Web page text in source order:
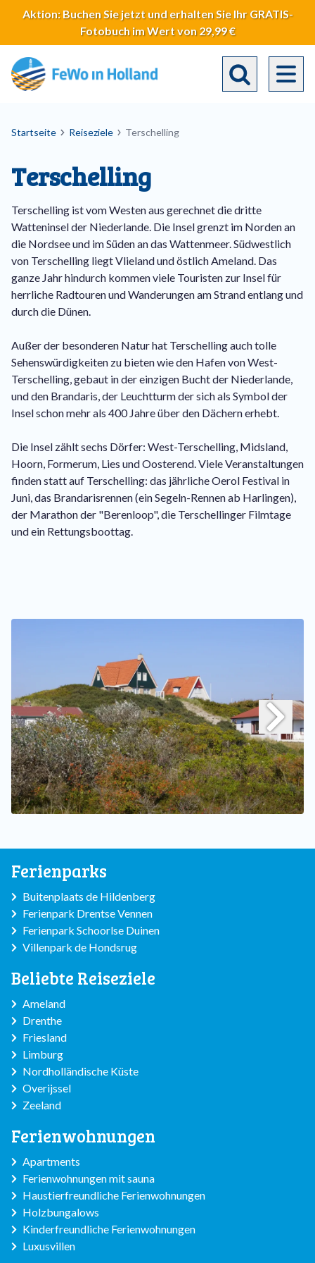
Direkt
Inhalt
Aktion: Buchen Sie jetzt und erhalten Sie Ihr GRATIS-
Fotobuch im Wert von 29,99 €
Toggle search
Breadcrumb
Startseite Reiseziele Terschelling
Terschelling
Terschelling ist vom Westen aus gerechnet die dritte
Watteninsel der Niederlande. Die Insel grenzt im Norden an
die Nordsee und im Süden an das Wattenmeer. Südwestlich
von Terschelling liegt Vlieland und östlich Ameland. Das
ganze Jahr hindurch kommen viele Touristen zur Insel für
herrliche Radtouren und Wanderungen am Strand entlang und
durch die Dünen.
Außer der besonderen Natur hat Terschelling auch tolle
Sehenswürdigkeiten zu bieten wie den Hafen von West-
Terschelling, gebaut in der einzigen Bucht der Niederlande,
und den Brandaris, der Leuchtturm der sich als Symbol der
Insel schon mehr als 400 Jahre über den Dächern erhebt.
Die Insel zählt sechs Dörfer: West-Terschelling, Midsland,
Hoorn, Formerum, Lies und Oosterend. Viele Veranstaltungen
finden statt auf Terschelling: das jährliche Oerol Festival in
Juni, das Brandarisrennen (ein Segeln-Rennen ab Harlingen),
der Marathon der "Berenloop", die Terschellinger Filmtage
und ein Rettungsboottag.
Ferienparks
Buitenplaats de Hildenberg
Ferienpark Drentse Vennen
Ferienpark Schoorlse Duinen
Villenpark de Hondsrug
Beliebte Reiseziele
Ameland
Drenthe
Friesland
Limburg
Nordholländische Küste
Overijssel
Zeeland
Ferienwohnungen
Apartments
Ferienwohnungen mit sauna
Haustierfreundliche Ferienwohnungen
Holzbungalows
Kinderfreundliche Ferienwohnungen
Luxusvillen